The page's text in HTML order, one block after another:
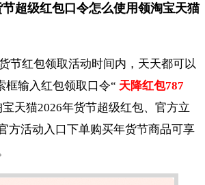
节超级红包口令怎么使用领淘宝天猫
节红包领取活动时间内，天天都可以
框输入红包领取口令“ 天降红包787
天猫2026年货节超级红包、官方立
方活动入口下单购买年货节商品可享